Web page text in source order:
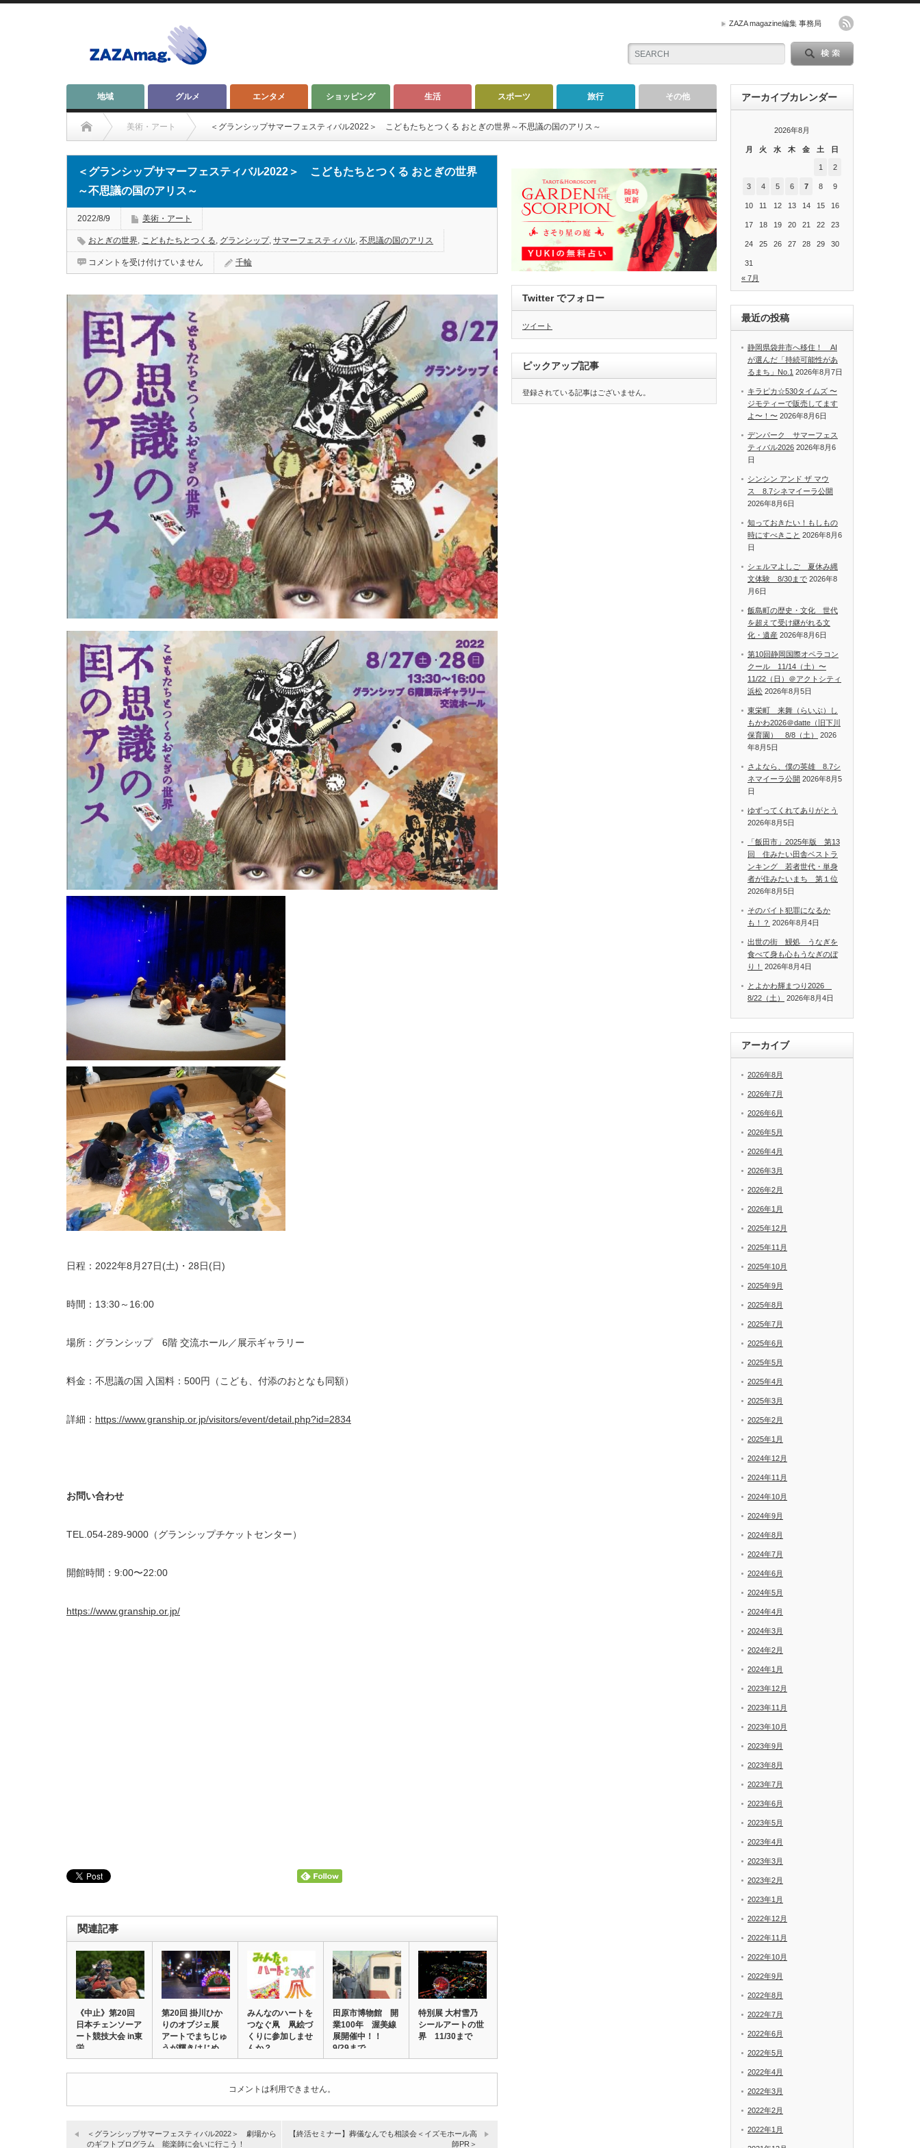
ZAZA magazine編集 事務局
地域 グルメ エンタメ ショッピング 生活 スポーツ 旅行 その他
美術・アート ＜グランシップサマーフェスティバル2022＞ こどもたちとつくる おとぎの世界～不思議の国のアリス～
＜グランシップサマーフェスティバル2022＞ こどもたちとつくる おとぎの世界
～不思議の国のアリス～
2022/8/9 美術・アート
おとぎの世界, こどもたちとつくる, グランシップ, サマーフェスティバル, 不思議の国のアリス
＜
シ
ッ
プ
サ
マ
ー
フ
ェ
ス
テ
ィ
バ
ル
2022
＞
こ
ど
も
た
ち
と
つ
く
お
と
の
世
界
ス
は
コメントを受け付けていません 千輪
日程：2022年8月27日(土)・28日(日)
時間：13:30～16:00
場所：グランシップ 6階 交流ホール／展示ギャラリー
料金：不思議の国 入国料：500円（こども、付添のおとなも同額）
詳細： https://www.granship.or.jp/visitors/event/detail.php?id=2834
お問い合わせ
TEL.054-289-9000（グランシップチケットセンター）
開館時間：9:00〜22:00
https://www.granship.or.jp/
関連記事
《中止》第20回
日本チェンソーア
ート競技大会 in東
栄
第20回 掛川ひか
りのオブジェ展
アートでまちじゅ
うが輝きはじめ…
みんなのハートを
つなぐ凧 凧絵づ
くりに参加しませ
んか？
田原市博物館 開
業100年 渥美線
展開催中！！
9/29まで
特別展 大村雪乃
シールアートの世
界 11/30まで
コメントは利用できません。
＜グランシップサマーフェスティバル2022＞ 劇場から
のギフトプログラム 能楽師に会いに行こう！
【終活セミナー】葬儀なんでも相談会＜イズモホール高
師PR＞
Twitter でフォロー
ツイート
ピックアップ記事
登録されている記事はございません。
アーカイブカレンダー
2026年8月
月 火 水 木 金 土 日
1 2
3 4 5 6 7 8 9
10 11 12 13 14 15 16
17 18 19 20 21 22 23
24 25 26 27 28 29 30
31
« 7月
最近の投稿
静岡県袋井市へ移住！ AI
が選んだ「持続可能性があ
るまち」No.1 2026年8月7日
キラピカ☆530タイムズ 〜
ジモティーで販売してます
よ〜！〜 2026年8月6日
デンパーク サマーフェス
ティバル2026 2026年8月6
日
シンシン アンド ザ マウ
ス 8.7シネマイーラ公開
2026年8月6日
知っておきたい！もしもの
時にすべきこと 2026年8月6
日
シェルマよしご 夏休み縄
文体験 8/30まで 2026年8
月6日
飯島町の歴史・文化 世代
を超えて受け継がれる文
化・遺産 2026年8月6日
第10回静岡国際オペラコン
クール 11/14（土）〜
11/22（日）＠アクトシティ
浜松 2026年8月5日
東栄町 来舞（らいぶ）し
もかわ2026＠datte（旧下川
保育園） 8/8（土）
2026
年8月5日
さよなら、僕の英雄 8.7シ
ネマイーラ公開 2026年8月5
日
ゆずってくれてありがとう
2026年8月5日
「飯田市」2025年版 第13
回 住みたい田舎ベストラ
ンキング 若者世代・単身
者が住みたいまち 第１位
2026年8月5日
そのバイト犯罪になるか
も！？ 2026年8月4日
出世の街 鰻処 うなぎを
食べて身も心もうなぎのぼ
り！
2026年8月4日
とよかわ輝まつり2026
8/22（土）
2026年8月4日
アーカイブ
2026年8月
2026年7月
2026年6月
2026年5月
2026年4月
2026年3月
2026年2月
2026年1月
2025年12月
2025年11月
2025年10月
2025年9月
2025年8月
2025年7月
2025年6月
2025年5月
2025年4月
2025年3月
2025年2月
2025年1月
2024年12月
2024年11月
2024年10月
2024年9月
2024年8月
2024年7月
2024年6月
2024年5月
2024年4月
2024年3月
2024年2月
2024年1月
2023年12月
2023年11月
2023年10月
2023年9月
2023年8月
2023年7月
2023年6月
2023年5月
2023年4月
2023年3月
2023年2月
2023年1月
2022年12月
2022年11月
2022年10月
2022年9月
2022年8月
2022年7月
2022年6月
2022年5月
2022年4月
2022年3月
2022年2月
2022年1月